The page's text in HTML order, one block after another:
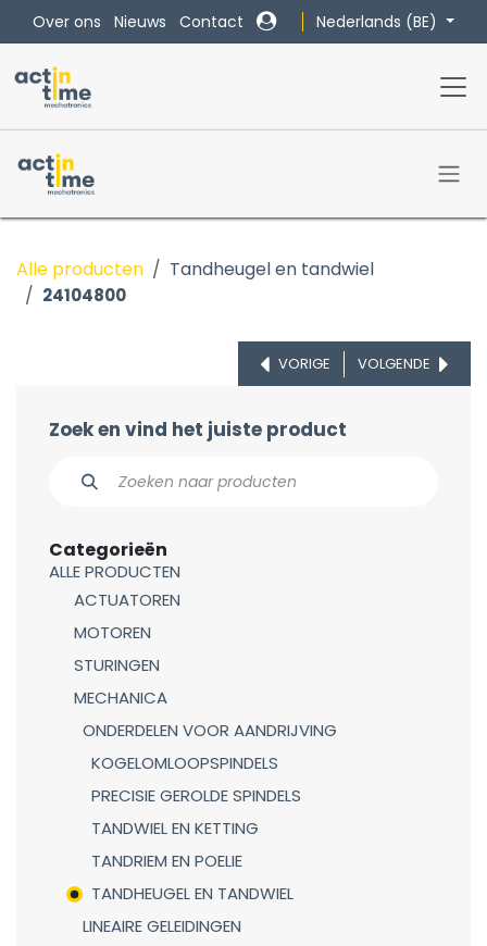
Overslaan naar inhoud
Over ons Nieuws Contact Nederlands (BE)
Alle producten Tandheugel en tandwiel
24104800
VORIGE VOLGENDE
Zoek en vind het juiste product
Categorieën
ALLE PRODUCTEN
ACTUATOREN
MOTOREN
STURINGEN
MECHANICA
ONDERDELEN VOOR AANDRIJVING
KOGELOMLOOPSPINDELS
PRECISIE GEROLDE SPINDELS
TANDWIEL EN KETTING
TANDRIEM EN POELIE
TANDHEUGEL EN TANDWIEL
LINEAIRE GELEIDINGEN